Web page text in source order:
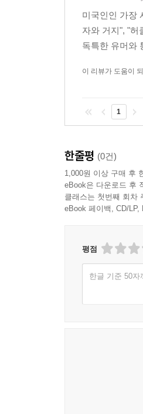
미국인인 가장
자와 거지", "허
독특한 유머와
이 리뷰가 도움이
1
한줄평 (0건)
1,000원 이상 구매 후
eBook은 다운로드 후
클래스는 첫번째 회차
eBook 페이백, CD/
평점
한글 기준 50자